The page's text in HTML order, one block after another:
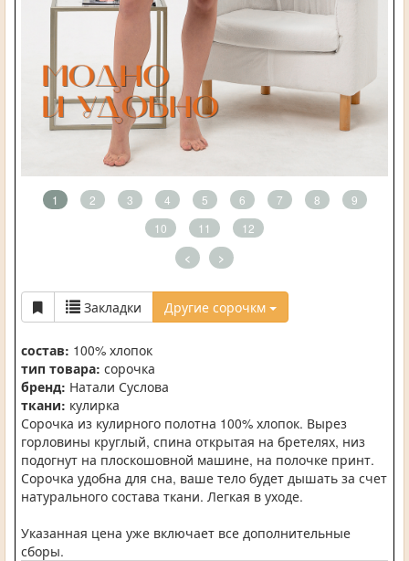
1 2 3 4 5 6 7 8
9
10
11 12
< >
Закладки Другие сорочкм
состав: 100% хлопок
тип товара: сорочка
бренд: Натали Суслова
ткани: кулирка
Сорочка из кулирного полотна 100% хлопок. Вырез
горловины круглый, спина открытая на бретелях, низ
подогнут на плоскошовной машине, на полочке принт.
Сорочка удобна для сна, ваше тело будет дышать за счет
натурального состава ткани. Легкая в уходе.
Указанная цена уже включает все дополнительные
сборы.